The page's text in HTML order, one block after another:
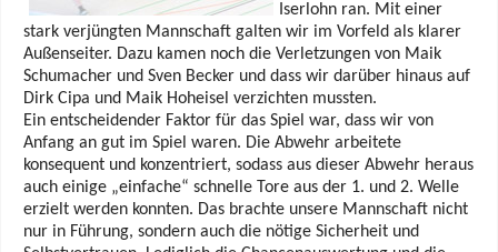
Iserlohn ran. Mit einer
stark verjüngten Mannschaft galten wir im Vorfeld als klarer
Außenseiter. Dazu kamen noch die Verletzungen von Maik
Schumacher und Sven Becker und dass wir darüber hinaus auf
Dirk Cipa und Maik Hoheisel verzichten mussten.
Ein entscheidender Faktor für das Spiel war, dass wir von
Anfang an gut im Spiel waren. Die Abwehr arbeitete
konsequent und konzentriert, sodass aus dieser Abwehr heraus
auch einige „einfache“ schnelle Tore aus der 1. und 2. Welle
erzielt werden konnten. Das brachte unsere Mannschaft nicht
nur in Führung, sondern auch die nötige Sicherheit und